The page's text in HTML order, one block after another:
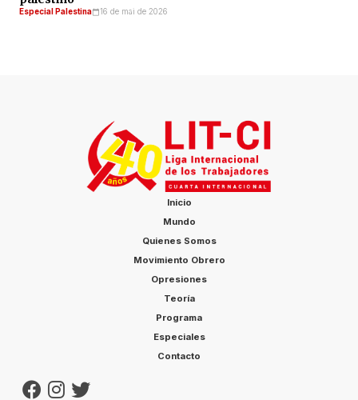
Especial Palestina 16 de mai de 2026
Inicio
Mundo
Quienes Somos
Movimiento Obrero
Opresiones
Teoría
Programa
Especiales
Contacto